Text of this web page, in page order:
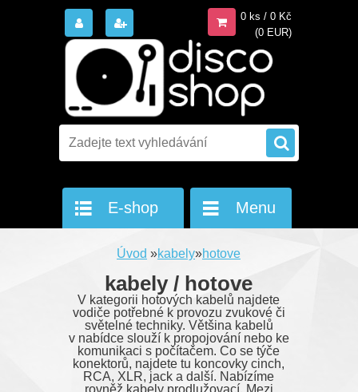
0 ks / 0 Kč
(0 EUR)
E-shop Menu
Úvod »kabely»hotove
kabely / hotove
V kategorii hotových kabelů najdete
vodiče potřebné k provozu zvukové či
světelné techniky. Většina kabelů
v nabídce slouží k propojování nebo ke
komunikaci s počítačem. Co se týče
konektorů, najdete tu koncovky cinch,
RCA, XLR, jack a další. Nabízíme
rovněž kabely prodlužovací. Mezi